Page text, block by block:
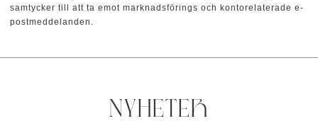
samtycker till att ta emot marknadsförings och kontorelaterade e-
postmeddelanden.
NYHETER